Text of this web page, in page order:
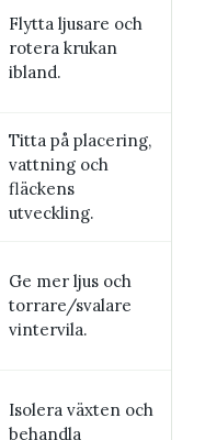
Flytta ljusare och
rotera krukan
ibland.
Titta på placering,
vattning och
fläckens
utveckling.
Ge mer ljus och
torrare/svalare
vintervila.
Isolera växten och
behandla